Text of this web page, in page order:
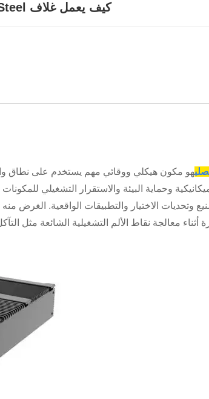
كيف يعمل غلاف Switch Steel على تحسين المتانة والأداء في التطبيقات الصناعية؟
هو مكون هيكلي ووقائي مهم يستخدم على نطاق
وحماية البيئة والاستقرار التشغيلي
وتحديات الاختيار والتطبيقات الواقعية.
أثناء معالجة نقاط الألم التشغيلية الشائعة مثل